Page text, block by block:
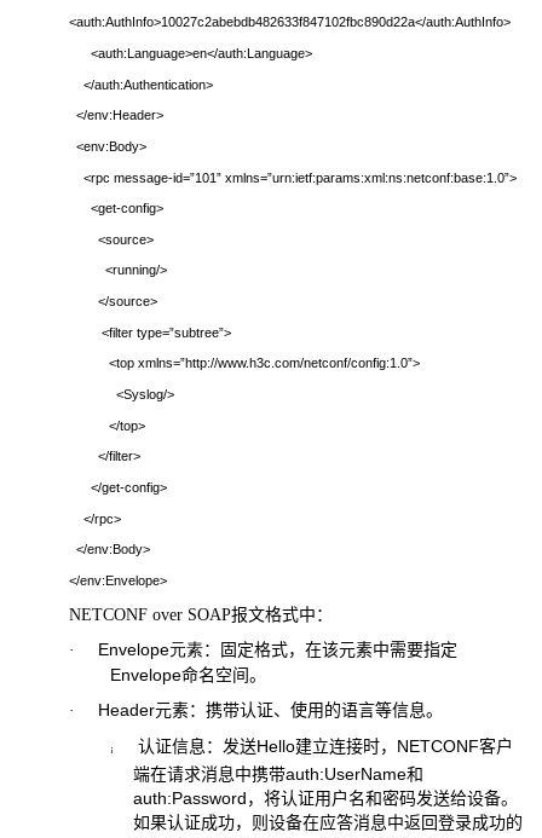
<auth:AuthInfo>10027c2abebdb482633f847102fbc890d22a</auth:AuthInfo>
<auth:Language>en</auth:Language>
</auth:Authentication>
</env:Header>
<env:Body>
<rpc message-id=”101” xmlns=”urn:ietf:params:xml:ns:netconf:base:1.0”>
<get-config>
<source>
<running/>
</source>
<filter type=”subtree”>
<top xmlns=”http://www.h3c.com/netconf/config:1.0”>
<Syslog/>
</top>
</filter>
</get-config>
</rpc>
</env:Body>
</env:Envelope>
NETCONF over SOAP报文格式中：
·
Envelope元素：固定格式，在该元素中需要指定
Envelope命名空间。
· Header元素：携带认证、使用的语言等信息。
¡ 认证信息：发送Hello建立连接时， NETCONF客户
端在请求消息中携带auth:UserName和
auth:Password，将认证用户名和密码发送给设备。
如果认证成功，则设备在应答消息中返回登录成功的